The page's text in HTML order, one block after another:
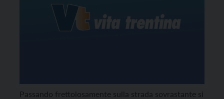
Passando frettolosamente sulla strada sovrastante si